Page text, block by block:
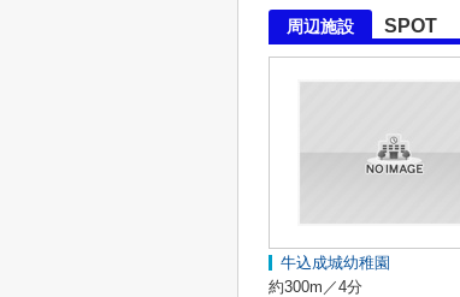
周辺施設 SPOT
牛込成城幼稚園
約300m／4分